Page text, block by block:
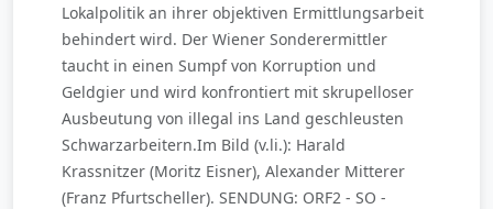
Lokalpolitik an ihrer objektiven Ermittlungsarbeit
behindert wird. Der Wiener Sonderermittler
taucht in einen Sumpf von Korruption und
Geldgier und wird konfrontiert mit skrupelloser
Ausbeutung von illegal ins Land geschleusten
Schwarzarbeitern.Im Bild (v.li.): Harald
Krassnitzer (Moritz Eisner), Alexander Mitterer
(Franz Pfurtscheller). SENDUNG: ORF2 - SO -